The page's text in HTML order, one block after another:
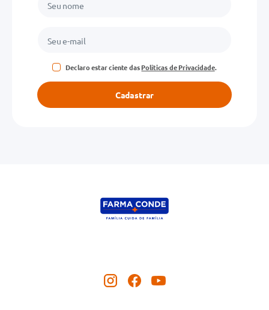
Declaro estar ciente dasPolíticas de Privacidade.
Cadastrar